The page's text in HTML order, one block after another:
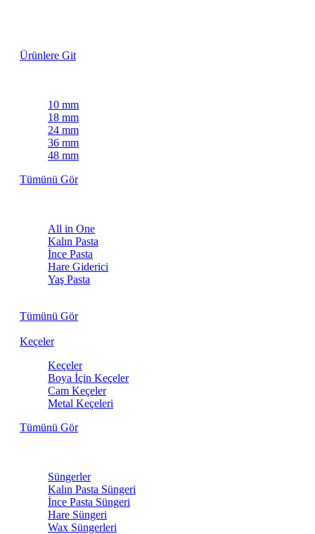
Ürünlere Git
10 mm
18 mm
24 mm
36 mm
48 mm
Tümünü Gör
All in One
Kalın Pasta
İnce Pasta
Hare Giderici
Yaş Pasta
Tümünü Gör
Keçeler
Keçeler
Boya İçin Keçeler
Cam Keçeler
Metal Keçeleri
Tümünü Gör
Süngerler
Kalın Pasta Süngeri
İnce Pasta Süngeri
Hare Süngeri
Wax Süngerleri